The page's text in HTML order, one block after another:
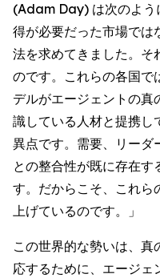
(Adam Day) は次のよう
得が必要だった市場では
法を求めてきました。そ
のです。これらの各国
デルがエージェントの真
識している人材と提携し
異点です。需要、リーダ
との整合性が既に存在す
す。だからこそ、これら
上げているのです。」
この世界的な勢いは、
応するために、エージェ